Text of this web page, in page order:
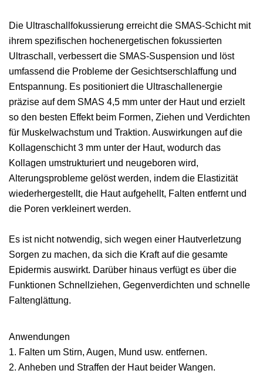
Die Ultraschallfokussierung erreicht die SMAS-Schicht mit
ihrem spezifischen hochenergetischen fokussierten
Ultraschall, verbessert die SMAS-Suspension und löst
umfassend die Probleme der Gesichtserschlaffung und
Entspannung. Es positioniert die Ultraschallenergie
präzise auf dem SMAS 4,5 mm unter der Haut und erzielt
so den besten Effekt beim Formen, Ziehen und Verdichten
für Muskelwachstum und Traktion. Auswirkungen auf die
Kollagenschicht 3 mm unter der Haut, wodurch das
Kollagen umstrukturiert und neugeboren wird,
Alterungsprobleme gelöst werden, indem die Elastizität
wiederhergestellt, die Haut aufgehellt, Falten entfernt und
die Poren verkleinert werden.
Es ist nicht notwendig, sich wegen einer Hautverletzung
Sorgen zu machen, da sich die Kraft auf die gesamte
Epidermis auswirkt. Darüber hinaus verfügt es über die
Funktionen Schnellziehen, Gegenverdichten und schnelle
Faltenglättung.
Anwendungen
1. Falten um Stirn, Augen, Mund usw. entfernen.
2. Anheben und Straffen der Haut beider Wangen.